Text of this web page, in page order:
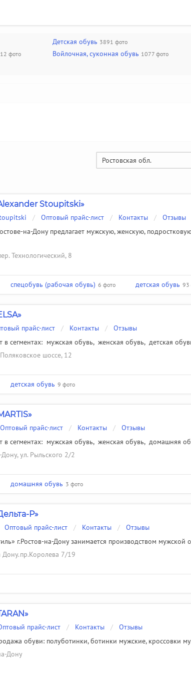
Детская обувь 3891 фото
фото Войлочная, суконная обувь 1077 фото
Ростовская обл.
Stoupitski»
/ Оптовый прайс-лист / Контакты /
Отзывы
на-Дону предлагает мужскую, женскую,
Технологический, 8
спецобувь (рабочая обувь) 6 фото детская обувь 93
прайс-лист / Контакты /
Отзывы
сегментах: мужская обувь, женская обувь, детская
Поляковское шоссе, 12
детская обувь 9 фото
Оптовый прайс-лист / Контакты /
Отзывы
сегментах: мужская обувь, женская обувь, домашняя
ул. Рыльского 2/2
домашняя обувь 3 фото
Р»
Оптовый прайс-лист / Контакты /
Отзывы
г.Ростов-на-Дону занимается производством мужской
Дону.пр.Королева 7/19
прайс-лист / Контакты /
Отзывы
обуви: полуботинки, ботинки мужские, кроссовки
Дону